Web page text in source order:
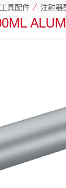
工具配件 注射器